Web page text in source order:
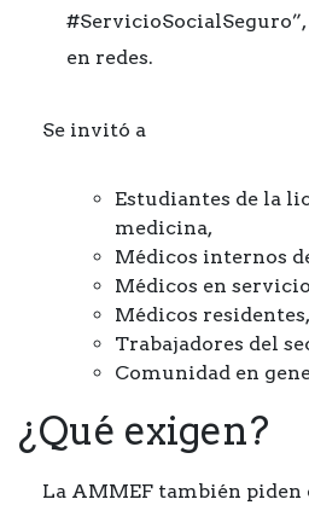
en redes.
Se invitó a
Estudiantes de la
medicina,
Médicos internos
Médicos en
Médicos residentes,
Trabajadores del
Comunidad en
¿Qué exigen?
La AMMEF también piden